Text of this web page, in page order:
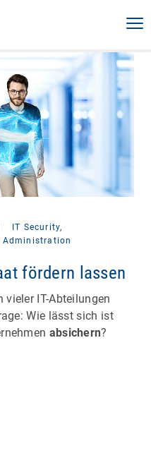
IT Security,
Administration
fördern lassen
vieler IT-Abteilungen
Wie lässt sich ist
absichern?